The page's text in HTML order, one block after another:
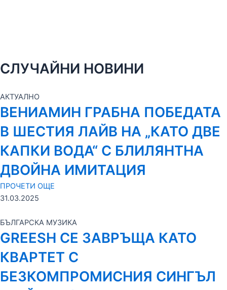
СЛУЧАЙНИ НОВИНИ
АКТУАЛНО
ВЕНИАМИН ГРАБНА ПОБЕДАТА
В ШЕСТИЯ ЛАЙВ НА „КАТО ДВЕ
КАПКИ ВОДА“ С БЛИЛЯНТНА
ДВОЙНА ИМИТАЦИЯ
ПРОЧЕТИ ОЩЕ
31.03.2025
БЪЛГАРСКА МУЗИКА
GREESH СЕ ЗАВРЪЩА КАТО
КВАРТЕТ С
БЕЗКОМПРОМИСНИЯ СИНГЪЛ